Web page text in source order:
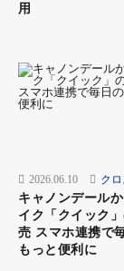
液晶スイッ
USBポート
小柄な方でも
いやすいのも
用
2026.06.10 ク
キャノンデール
イク「クイック
売 スマホ連携で
もっと便利に